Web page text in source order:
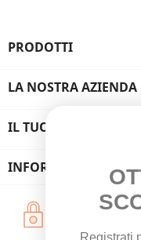
PRODOTTI
LA NOSTRA AZIENDA
IL TUO ACCOUNT
INFORMAZIONI
Pagamenti
Registrati